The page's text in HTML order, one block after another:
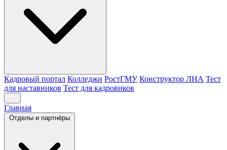
Кадровый портал Колледжи РостГМУ Конструктор ЛНА Тест
для наставников Тест для кадровиков
Главная
Отделы и партнёры